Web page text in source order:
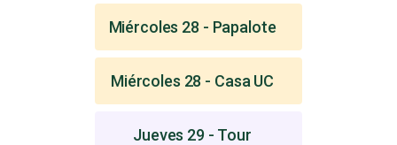
Miércoles 28 - Papalote
Miércoles 28 - Casa UC
Jueves 29 - Tour